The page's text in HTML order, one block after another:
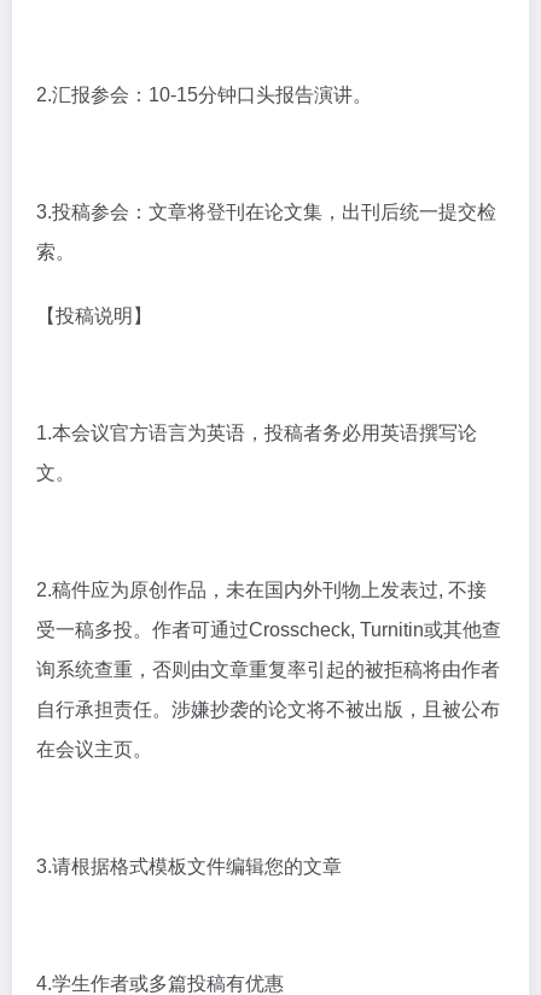
2.汇报参会：10-15分钟口头报告演讲。
3.投稿参会：文章将登刊在论文集，出刊后统一提交检
索。
【投稿说明】
1.本会议官方语言为英语，投稿者务必用英语撰写论
文。
2.稿件应为原创作品，未在国内外刊物上发表过, 不接
受一稿多投。作者可通过Crosscheck, Turnitin或其他查
询系统查重，否则由文章重复率引起的被拒稿将由作者
自行承担责任。涉嫌抄袭的论文将不被出版，且被公布
在会议主页。
3.请根据格式模板文件编辑您的文章
4.学生作者或多篇投稿有优惠